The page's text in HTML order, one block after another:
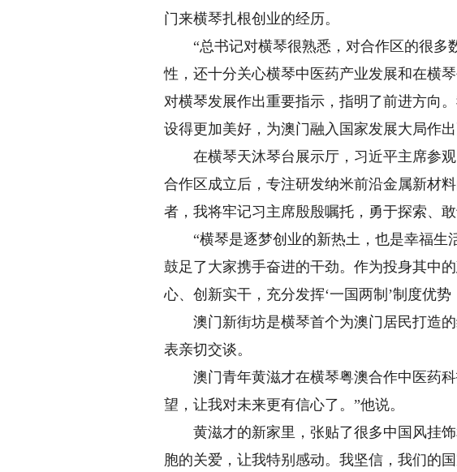
门来横琴扎根创业的经历。
“总书记对横琴很熟悉，对合作区的很多
性，还十分关心横琴中医药产业发展和在横
对横琴发展作出重要指示，指明了前进方向
设得更加美好，为澳门融入国家发展大局作
在横琴天沐琴台展示厅，习近平主席参观
合作区成立后，专注研发纳米前沿金属新材
者，我将牢记习主席殷殷嘱托，勇于探索、
“横琴是逐梦创业的新热土，也是幸福生
鼓足了大家携手奋进的干劲。作为投身其中
心、创新实干，充分发挥‘一国两制’制度优
澳门新街坊是横琴首个为澳门居民打造的
表亲切交谈。
澳门青年黄滋才在横琴粤澳合作中医药科
望，让我对未来更有信心了。”他说。
黄滋才的新家里，张贴了很多中国风挂饰
胞的关爱，让我特别感动。我坚信，我们的